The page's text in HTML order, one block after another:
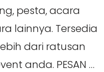
pesta, acara
lainnya. Tersedia
dari ratusan
anda. PESAN …